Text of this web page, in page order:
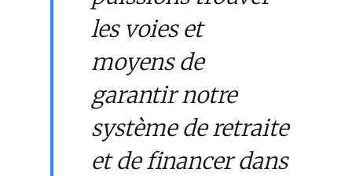
les voies et
moyens de
garantir notre
système de retraite
et de financer dans